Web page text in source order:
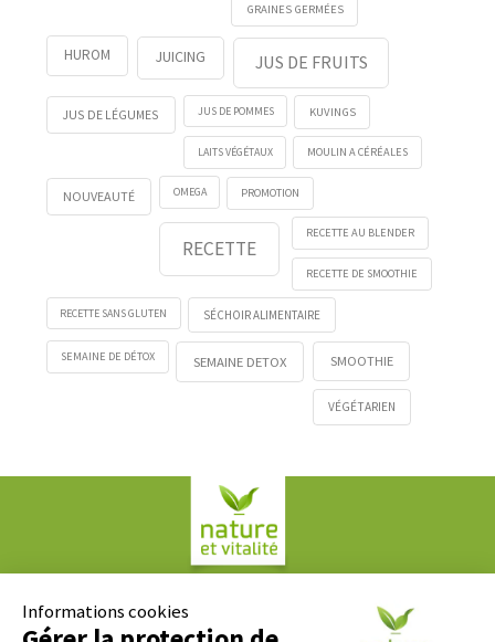
GRAINES GERMÉES
HUROM JUICING JUS DE FRUITS
JUS DE LÉGUMES JUS DE POMMES KUVINGS
LAITS VÉGÉTAUX MOULIN A CÉRÉALES
NOUVEAUTÉ OMEGA PROMOTION
RECETTE
RECETTE AU BLENDER
RECETTE DE SMOOTHIE
RECETTE SANS GLUTEN SÉCHOIR ALIMENTAIRE
SEMAINE DE DÉTOX SEMAINE DETOX SMOOTHIE
VÉGÉTARIEN
61, rue Paul Duvivier
69007 LYON
Informations cookies